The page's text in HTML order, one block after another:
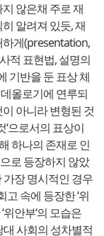
지 않은채 주로 재
알려져 있듯, 재
하게(presentation,
적 표현법, 설명의
기반을 둔 표상 체
올로기에 연루되
아니라 변형된 것
‘으로서의 표상이
하나의 존재로 인
로 등장하지 않았
가장 명시적인 경우
속에 등장한 ‘위
안부‘의 모습은
대 사회의 성차별적